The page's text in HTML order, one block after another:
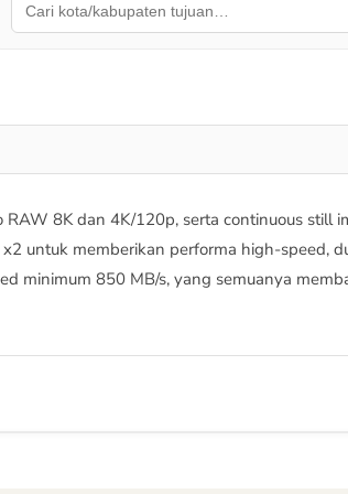
8K dan 4K/120p, serta continuous still
untuk memberikan performa high-speed,
minimum 850 MB/s, yang semuanya